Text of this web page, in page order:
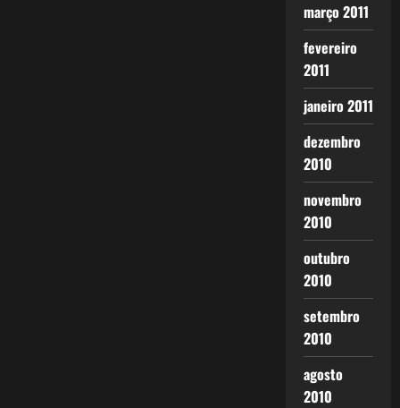
março 2011
fevereiro
2011
janeiro 2011
dezembro
2010
novembro
2010
outubro
2010
setembro
2010
agosto
2010